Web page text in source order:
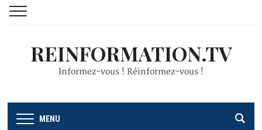
REINFORMATION.TV
Informez-vous ! Réinformez-vous !
MENU